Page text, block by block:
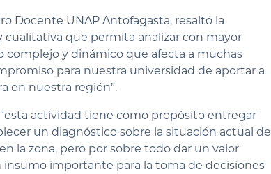
Docente UNAP Antofagasta, resaltó la
que permita analizar con mayor
y dinámico que afecta a muchas
para nuestra universidad de aportar a
en nuestra región”.
actividad tiene como propósito entregar
un diagnóstico sobre la situación actual de
la zona, pero por sobre todo dar un valor
importante para la toma de decisiones